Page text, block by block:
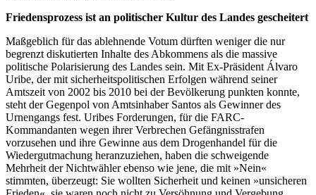
Friedensprozess ist an politischer Kultur des Landes gescheitert
Maßgeblich für das ablehnende Votum dürften weniger die nur
begrenzt diskutierten Inhalte des Abkommens als die massive
politische Polarisierung des Landes sein. Mit Ex-Präsident Álvaro
Uribe, der mit sicherheitspolitischen Erfolgen während seiner
Amtszeit von 2002 bis 2010 bei der Bevölkerung punkten konnte,
steht der Gegenpol von Amtsinhaber Santos als Gewinner des
Urnengangs fest. Uribes Forderungen, für die FARC-
Kommandanten wegen ihrer Verbrechen Gefängnisstrafen
vorzusehen und ihre Gewinne aus dem Drogenhandel für die
Wiedergutmachung heranzuziehen, haben die schweigende
Mehrheit der Nichtwähler ebenso wie jene, die mit »Nein«
stimmten, überzeugt: Sie wollten Sicherheit und keinen »unsicheren